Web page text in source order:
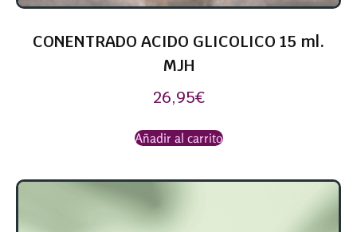
CONENTRADO ACIDO GLICOLICO 15 ml.
MJH
26,95€
Añadir al carrito